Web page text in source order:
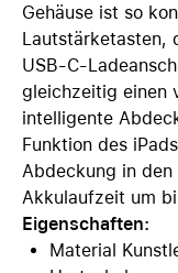
Gehäuse ist so
Lautstärketasten,
USB-C-
gleichzeitig einen
intelligente
Funktion des
Abdeckung in
Akkulaufzeit um
Eigenschaften:
Material